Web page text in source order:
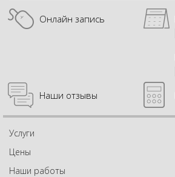
Онлайн запись
Наши отзывы
Услуги
Цены
Наши работы